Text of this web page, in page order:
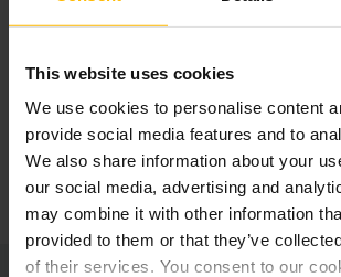
This website uses cookies
We use cookies to personalise content
provide social media features and to
We also share information about your
our social media, advertising and
may combine it with other information
provided to them or that they’ve
of their services. You consent to our
zase my, kdo někomu říká, co má nebo
tento koncept představili samotným
vychovávají „děti“. „Děti“ chodí za rodiči
co nemohou. Za cíl jsme si proto dali obě
srovnat na úroveň dvou „dospělých“, kteří
spolu rovnocenně dohodnout, a také
A to je přesně ta změna, které bylo zásadní